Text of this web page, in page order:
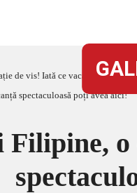
de vis! Iată ce vacanță
o